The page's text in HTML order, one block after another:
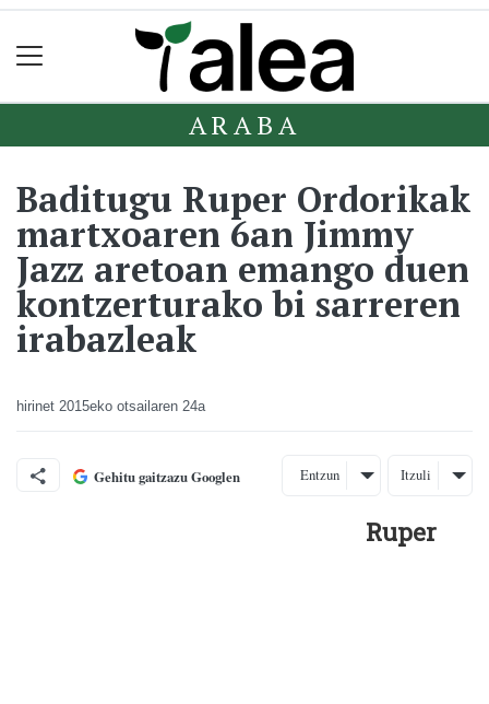
ARABA
Baditugu Ruper Ordorikak
martxoaren 6an Jimmy
Jazz aretoan emango duen
kontzerturako bi sarreren
irabazleak
hirinet 2015eko otsailaren 24a
Gehitu gaitzazu Googlen Entzun Itzuli
Ruper